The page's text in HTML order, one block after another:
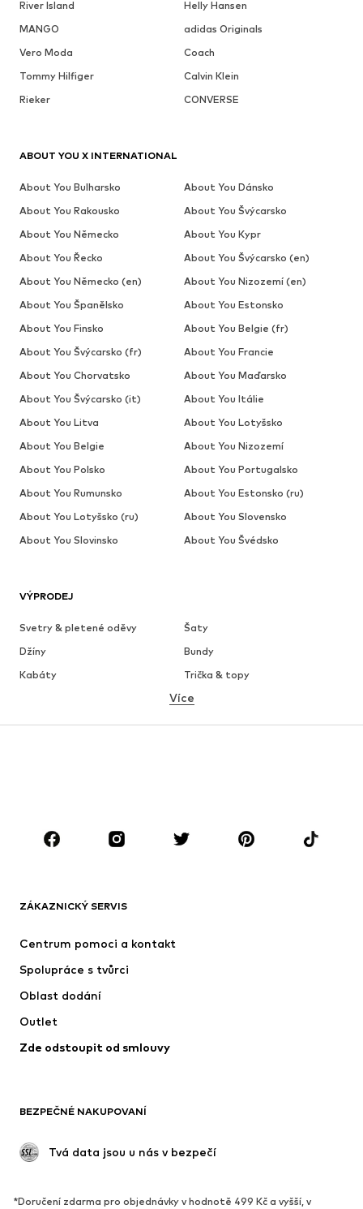
River Island
Helly Hansen
MANGO
adidas Originals
Vero Moda
Coach
Tommy Hilfiger
Calvin Klein
Rieker
CONVERSE
VÝPRODEJ
Svetry & pletené oděvy
Šaty
Džíny
Bundy
Kabáty
Trička & topy
Spodní prádlo
Sukně
Halenky & tuniky
Doplňky
Premium
Nové
Bundy
Spodní prádlo
Kabáty
Plavky
Upcyklace
Více
ZÁKAZNICKÝ SERVIS
Centrum pomoci a kontakt
Spolupráce s tvůrci
Oblast dodání
Outlet
Zde odstoupit od smlouvy
BEZPEČNÉ NAKUPOVANÍ
Tvá data jsou u nás v bezpečí
*Doručení zdarma pro objednávky v hodnotě 499 Kč a vyšší, v
ABOUT YOU X INTERNATIONAL
About You Bulharsko
About You Dánsko
About You Rakousko
About You Švýcarsko
About You Německo
About You Kypr
About You Řecko
About You Švýcarsko (en)
About You Německo (en)
About You Nizozemí (en)
About You Španělsko
About You Estonsko
About You Finsko
About You Belgie (fr)
About You Švýcarsko (fr)
About You Francie
About You Chorvatsko
About You Maďarsko
About You Švýcarsko (it)
About You Itálie
About You Litva
About You Lotyšsko
About You Belgie
About You Nizozemí
About You Polsko
About You Portugalsko
About You Rumunsko
About You Estonsko (ru)
About You Lotyšsko (ru)
About You Slovensko
About You Slovinsko
About You Švédsko